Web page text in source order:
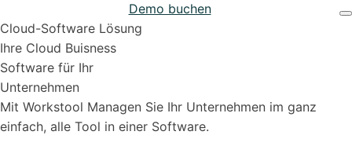
Support & Hilfe
Demo buchen
Cloud-Software Lösung
Ihre Cloud Buisness
Software für Ihr
Unternehmen
Mit Workstool Managen Sie Ihr Unternehmen im ganz
einfach, alle Tool in einer Software.